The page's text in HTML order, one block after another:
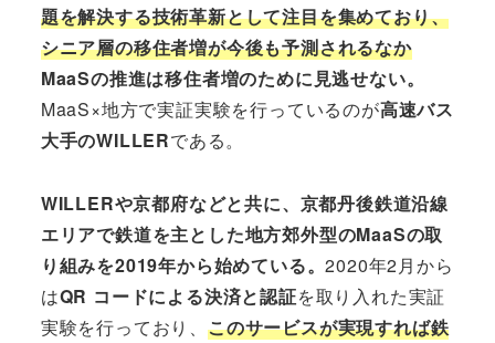
題を解決する技術革新として注目を集めており、
シニア層の移住者増が今後も予測されるなか
MaaSの推進は移住者増のために見逃せない。
MaaS×地方で実証実験を行っているのが高速バス
大手のWILLERである。
WILLERや京都府などと共に、京都丹後鉄道沿線
エリアで鉄道を主とした地方郊外型のMaaSの取
り組みを2019年から始めている。2020年2月から
はQR コードによる決済と認証を取り入れた実証
実験を行っており、 このサービスが実現すれば鉄